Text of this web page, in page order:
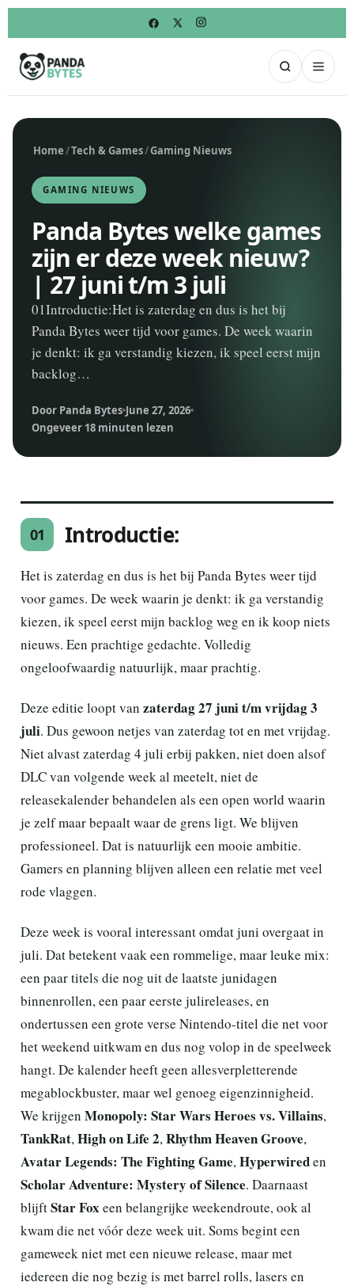
Home/Tech & Games/Gaming Nieuws
GAMING NIEUWS
Panda Bytes welke games
zijn er deze week nieuw?
| 27 juni t/m 3 juli
01Introductie:Het is zaterdag en dus is het bij
Panda Bytes weer tijd voor games. De week waarin
je denkt: ik ga verstandig kiezen, ik speel eerst mijn
backlog…
Door Panda Bytes June 27, 2026
Ongeveer 18 minuten lezen
01 Introductie:
Het is zaterdag en dus is het bij Panda Bytes weer tijd
voor games. De week waarin je denkt: ik ga verstandig
kiezen, ik speel eerst mijn backlog weg en ik koop niets
nieuws. Een prachtige gedachte. Volledig
ongeloofwaardig natuurlijk, maar prachtig.
Deze editie loopt van zaterdag 27 juni t/m vrijdag 3
juli. Dus gewoon netjes van zaterdag tot en met vrijdag.
Niet alvast zaterdag 4 juli erbij pakken, niet doen alsof
DLC van volgende week al meetelt, niet de
releasekalender behandelen als een open world waarin
je zelf maar bepaalt waar de grens ligt. We blijven
professioneel. Dat is natuurlijk een mooie ambitie.
Gamers en planning blijven alleen een relatie met veel
rode vlaggen.
Deze week is vooral interessant omdat juni overgaat in
juli. Dat betekent vaak een rommelige, maar leuke mix:
een paar titels die nog uit de laatste junidagen
binnenrollen, een paar eerste julireleases, en
ondertussen een grote verse Nintendo-titel die net voor
het weekend uitkwam en dus nog volop in de speelweek
hangt. De kalender heeft geen allesverpletterende
megablockbuster, maar wel genoeg eigenzinnigheid.
We krijgen Monopoly: Star Wars Heroes vs. Villains,
TankRat,High on Life 2,Rhythm Heaven Groove,
Avatar Legends: The Fighting Game,Hyperwireden
Scholar Adventure: Mystery of Silence. Daarnaast
blijftStar Foxeen belangrijke weekendroute, ook al
kwam die net vóór deze week uit. Soms begint een
gameweek niet met een nieuwe release, maar met
iedereen die nog bezig is met barrel rolls, lasers en